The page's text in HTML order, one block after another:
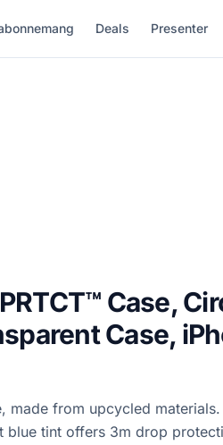
Deals Presenter
Case,
Case,
made from upcycled
blue tint offers 3m drop